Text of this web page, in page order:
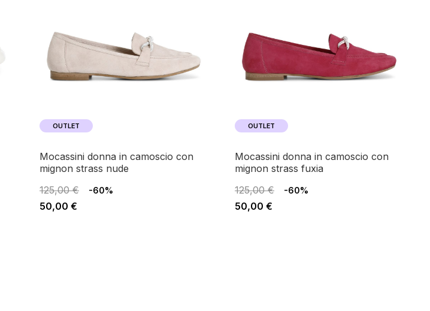
OUTLET
mocassini donna in camoscio con
mignon strass nude
125,00 €
-60%
50,00 €
OUTLET
mocassini donna in camoscio con
mignon strass fuxia
125,00 €
-60%
50,00 €